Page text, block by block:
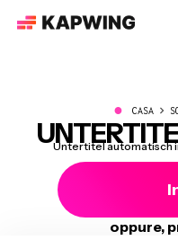
● CASA
Untertitel automatisch
oppure,